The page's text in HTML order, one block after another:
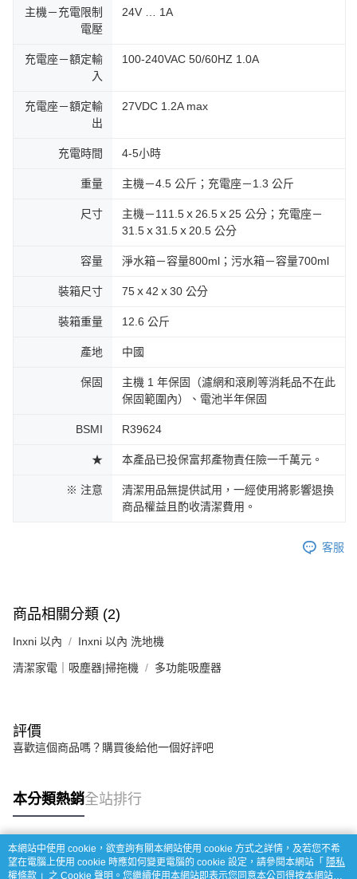
主機－充電限制
電壓
24V … 1A
充電座－額定輸
入
100-240VAC 50/60HZ 1.0A
充電座－額定輸
出
27VDC 1.2A max
充電時間 4-5小時
重量 主機－4.5 公斤；充電座－1.3 公斤
尺寸
主機－111.5ｘ26.5ｘ25 公分；充電座－
31.5ｘ31.5ｘ20.5 公分
容量 淨水箱－容量800ml；污水箱－容量700ml
裝箱尺寸 75ｘ42ｘ30 公分
裝箱重量 12.6 公斤
產地 中國
保固
主機 1 年保固（濾網和滾刷等消耗品不在此
保固範圍內）、電池半年保固
BSMI R39624
★ 本產品已投保富邦產物責任險一千萬元。
※ 注意
清潔用品無提供試用，一經使用將影響退換
商品權益且酌收清潔費用。
客服
商品相關分類 (2)
Inxni 以內 Inxni 以內 洗地機
清潔家電｜吸塵器|掃拖機 多功能吸塵器
評價
喜歡這個商品嗎？購買後給他一個好評吧
本分類熱銷全站排行
熱門標籤
本網站中使用 cookie，欲查詢有關本網站使用 cookie 方式之詳情，及若您不希
望在電腦上使用 cookie 時應如何變更電腦的 cookie 設定，請參閱本網站「 隱私
權條款 」之 Cookie 聲明。您繼續使用本網站即表示您同意本公司得按本網站使